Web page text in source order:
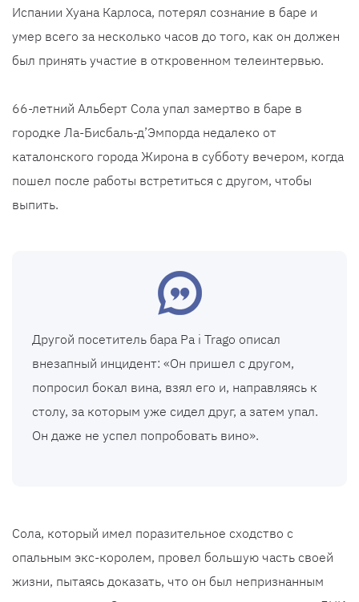
Испании Хуана Карлоса, потерял сознание в баре и
умер всего за несколько часов до того, как он должен
был принять участие в откровенном телеинтервью.
66-летний Альберт Сола упал замертво в баре в
городке Ла-Бисбаль-д’Эмпорда недалеко от
каталонского города Жирона в субботу вечером, когда
пошел после работы встретиться с другом, чтобы
выпить.
Другой посетитель бара Pa i Trago описал
внезапный инцидент: «Он пришел с другом,
попросил бокал вина, взял его и, направляясь к
столу, за которым уже сидел друг, а затем упал.
Он даже не успел попробовать вино».
Сола, который имел поразительное сходство с
опальным экс-королем, провел большую часть своей
жизни, пытаясь доказать, что он был непризнанным